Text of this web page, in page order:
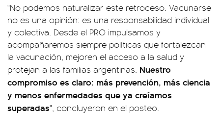
"No podemos naturalizar este retroceso. Vacunarse
no es una opinión: es una responsabilidad individual
y colectiva. Desde el PRO impulsamos y
acompañaremos siempre políticas que fortalezcan
la vacunación, mejoren el acceso a la salud y
protejan a las familias argentinas. Nuestro
compromiso es claro: más prevención, más ciencia
y menos enfermedades que ya creíamos
superadas", concluyeron en el posteo.